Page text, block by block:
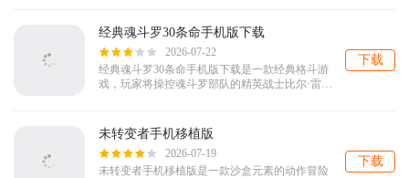
内购版感兴...
经典魂斗罗30条命手机版下载
2026-07-22
下载
经典魂斗罗30条命手机版下载是一款经典格斗游
戏，玩家将操控魂斗罗部队的精英战士比尔·雷泽
未转变者手机移植版
2026-07-19
下载
未转变者手机移植版是一款沙盒元素的动作冒险